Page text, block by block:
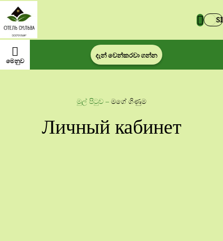
SI
මෙනුව
දැන් වෙන්කරවා ගන්න
මුල් පිටුව – මගේ ගිණුම
Личный кабинет